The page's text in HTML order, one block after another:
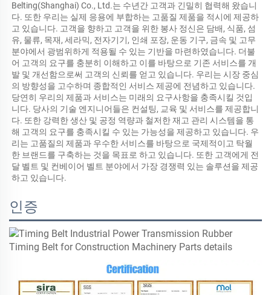
Belting(Shanghai) Co., Ltd.는 수년간 고객과 긴밀히 협력해 왔습니
다. 또한 우리는 실제 응용에 부합하는 고품질 제품을 적시에 제공하
고 있습니다. 고객을 향하고 고객을 위한 봉사 정신은 담배, 식품, 섬
유, 물류, 목재, 세라믹, 전자기기, 인쇄 포장, 운동 기구, 금속 및 고무
분야에서 광범위하게 적용될 수 있는 기반을 마련하였습니다. 더불
어 고객의 요구를 충분히 이해하고 이를 바탕으로 기존 서비스를 개
발 및 개선함으로써 고객의 신뢰를 얻고 있습니다. 우리는 시장 중심
의 방향성을 고수하며 종합적인 서비스 제공에 전념하고 있습니다.
당연히 우리의 제품과 서비스는 미래의 요구사항을 충족시킬 것입
니다. 당사의 기술 엔지니어들은 컨설팅, 교육 및 서비스를 제공합니
다. 또한 강력한 생산 및 공정 역량과 철저한 재고 관리 시스템을 통
해 고객의 요구를 충족시킬 수 있는 가능성을 제공하고 있습니다. 우
리는 고품질의 제품과 우수한 서비스를 바탕으로 국제적이고 탁월
한 브랜드를 구축하는 것을 목표로 하고 있습니다. 또한 고객에게 전
달 벨트 및 컨베이어 벨트 분야에서 가장 경쟁력 있는 솔루션을 제공
하고 있습니다.
인증